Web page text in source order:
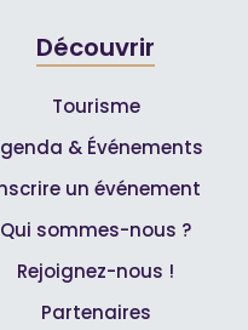
Découvrir
Tourisme
& Événements
un événement
Qui sommes-nous ?
Rejoignez-nous !
Partenaires